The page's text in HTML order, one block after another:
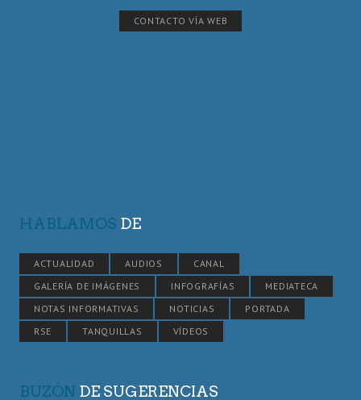
CONTACTO VÍA WEB
HABLAMOS DE
ACTUALIDAD AUDIOS
CANAL
GALERÍA DE IMÁGENES
INFOGRAFÍAS
MEDIATECA
NOTAS INFORMATIVAS
NOTICIAS
PORTADA
RSE
TANQUILLAS VÍDEOS
BUZÓN DE SUGERENCIAS